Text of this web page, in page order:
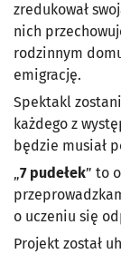
zredukował
nich
rodzinnym
emigrację.
Spektakl
każdego z
będzie musiał
„7 pudełek” to
o uczeniu się
Projekt został